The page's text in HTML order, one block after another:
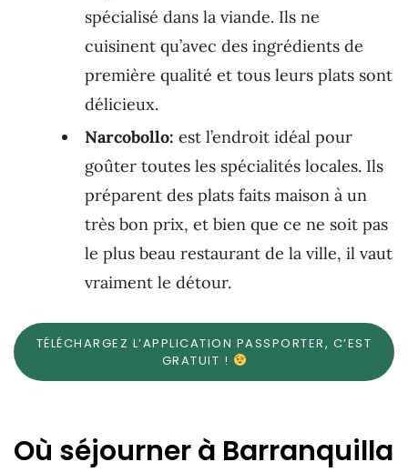
spécialisé dans la viande. Ils ne
cuisinent qu’avec des ingrédients de
première qualité et tous leurs plats sont
délicieux.
Narcobollo: est l’endroit idéal pour
goûter toutes les spécialités locales. Ils
préparent des plats faits maison à un
très bon prix, et bien que ce ne soit pas
le plus beau restaurant de la ville, il vaut
vraiment le détour.
TÉLÉCHARGEZ L’APPLICATION PASSPORTER, C’EST
GRATUIT !
Où séjourner à Barranquilla